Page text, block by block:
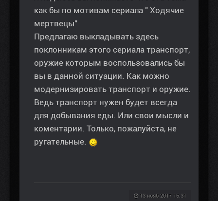
как бы по мотивам сериала " Ходячие
мертвецы"
Предлагаю выкладывать здесь
поклонникам этого сериала транспорт,
оружие которым воспользовались бы
вы в данной ситуации. Как можно
модернизировать транспорт и оружие.
Ведь транспорт нужен будет всегда
для добывания еды. Или свои мысли и
коментарии. Только, пожалуйста, не
ругательные.
13 нояб 2017 16:31